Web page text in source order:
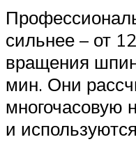
сильнее – от
вращения
мин. Они
многочасовую
и